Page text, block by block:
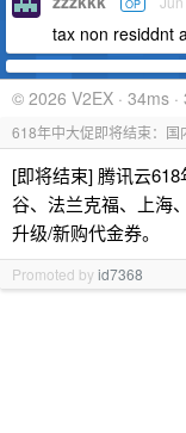
OP
tax non residdnt
© 2026 V2EX · 34ms ·
618年中大促即将结束：
[即将结束] 腾讯云
谷、法兰克福、上海
升级/新购代金券。
Promoted byid7368